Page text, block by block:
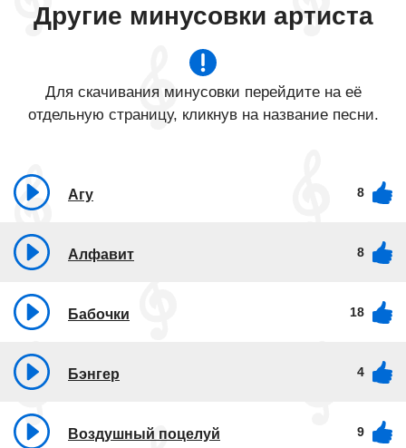
Другие минусовки артиста
Для скачивания минусовки перейдите на её
отдельную страницу, кликнув на название песни.
Агу 8
Алфавит 8
Бабочки 18
Бэнгер 4
Воздушный поцелуй 9